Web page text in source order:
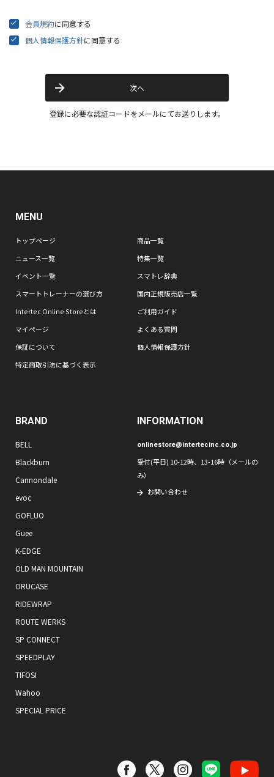
会員規約に同意する
個人情報保護方針に同意する
次へ
登録に必要な認証コードをメールにてお送りします。
MENU
トップページ
商品一覧
ニュース一覧
特集一覧
イベント一覧
スマトレ辞典
スマートトレーナーの選び方
国内正規販売店一覧
Intertec Online Storeとは
ご利用ガイド
マイページ
よくある質問
保証について
個人情報保護方針
特定商取引法に基づく表示
BRAND
BELL
Blackburn
Cannondale
evoc
GOFLUO
Guee
K-EDGE
OLD MAN MOUNTAIN
ORUCASE
RIDEWRAP
ROUTE WERKS
SP CONNECT
SPEEDPLAY
TIFOSI
Wahoo
SPECIAL PRICE
INFORMATION
onlinestore@intertecinc.co.jp
受付(平日) 10-12時、13-16時（メールの
み）
お問い合わせ